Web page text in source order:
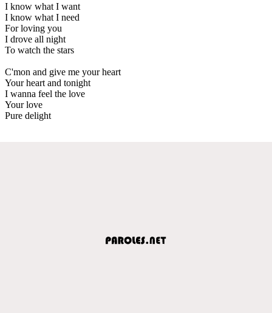
I know what I want
I know what I need
For loving you
I drove all night
To watch the stars
C'mon and give me your heart
Your heart and tonight
I wanna feel the love
Your love
Pure delight